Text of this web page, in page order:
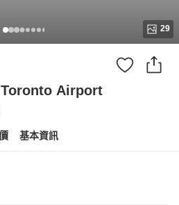
29
Airport
基本資訊